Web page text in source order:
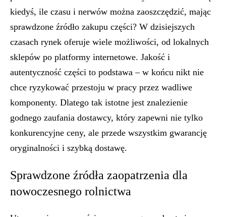
kiedyś, ile czasu i nerwów można zaoszczędzić, mając
sprawdzone źródło zakupu części? W dzisiejszych
czasach rynek oferuje wiele możliwości, od lokalnych
sklepów po platformy internetowe. Jakość i
autentyczność części to podstawa – w końcu nikt nie
chce ryzykować przestoju w pracy przez wadliwe
komponenty. Dlatego tak istotne jest znalezienie
godnego zaufania dostawcy, który zapewni nie tylko
konkurencyjne ceny, ale przede wszystkim gwarancję
oryginalności i szybką dostawę.
Sprawdzone źródła zaopatrzenia dla
nowoczesnego rolnictwa